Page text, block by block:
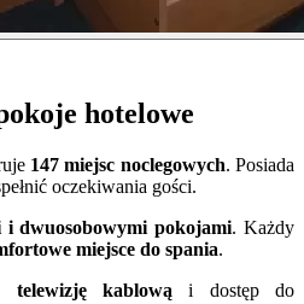
hotelowe
147 miejsc noclegowych. Posiada
oczekiwania gości.
i dwuosobowymi pokojami. Każdy
miejsce do spania.
telewizję kablową i dostęp do